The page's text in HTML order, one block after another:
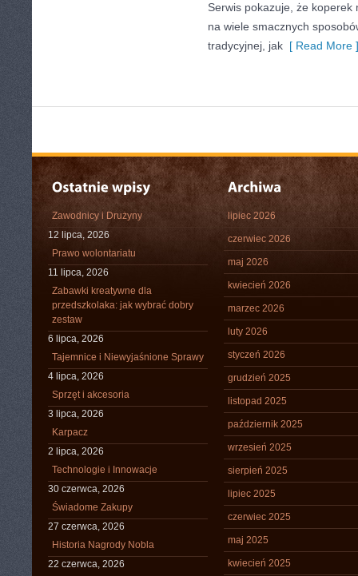
Serwis pokazuje, że koperek
na wiele smacznych
tradycyjnej, jak [ Read More ]
Zawodnicy i Drużyny
12 lipca, 2026
Prawo wolontariatu
11 lipca, 2026
Zabawki kreatywne dla
przedszkolaka: jak wybrać dobry
zestaw
6 lipca, 2026
Tajemnice i Niewyjaśnione Sprawy
4 lipca, 2026
Sprzęt i akcesoria
3 lipca, 2026
Karpacz
2 lipca, 2026
Technologie i Innowacje
30 czerwca, 2026
Świadome Zakupy
27 czerwca, 2026
Historia Nagrody Nobla
22 czerwca, 2026
lipiec 2026
czerwiec 2026
maj 2026
kwiecień 2026
marzec 2026
luty 2026
styczeń 2026
grudzień 2025
listopad 2025
październik 2025
wrzesień 2025
sierpień 2025
lipiec 2025
czerwiec 2025
maj 2025
kwiecień 2025